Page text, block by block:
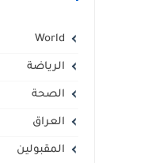
World
الرياضة
الصحة
العراق
المقبولين